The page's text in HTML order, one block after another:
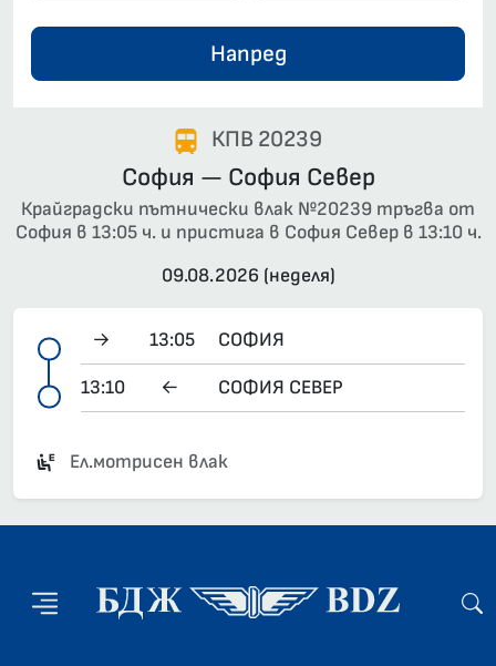
Напред
КПВ 20239
София — София Север
Крайградски пътнически влак №20239 тръгва от
София в 13:05 ч. и пристига в София Север в 13:10 ч.
09.08.2026 (неделя)
→ 13:05 СОФИЯ
13:10 ← СОФИЯ СЕВЕР
Ел.мотрисен влак